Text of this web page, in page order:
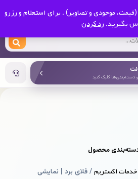
موجودی و تصاویر) . برای استعلام و رزرو
بگیرید. رد کردن
دسته‌بندی‌ها کلیک کنید
محصول
خدمات اکستریم/ فلای برد | نمایشی